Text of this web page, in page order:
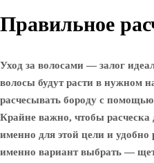
Правильное
Уход за волосами — залог
волосы будут расти в нужном
расчесывать бороду с
Крайне важно, чтобы расческа
именно для этой цели и удобно
именно вариант выбрать —